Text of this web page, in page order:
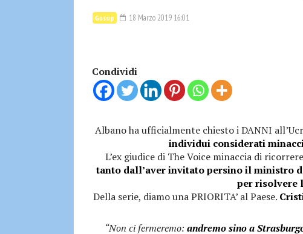
Gossip 18 Marzo 2019 16:01
Condividi
Albano ha ufficialmente chiesto i DANNI
individui considerati
L’ex giudice di The Voice minaccia di
tanto dall’aver invitato persino il ministro
per risolvere
Della serie, diamo una PRIORITA’ al Paese.
“Non ci fermeremo: andremo sino a